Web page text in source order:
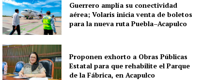
Guerrero amplía su conectividad
aérea; Volaris inicia venta de boletos
para la nueva ruta Puebla–Acapulco
Proponen exhorto a Obras Públicas
Estatal para que rehabilite el Parque
de la Fábrica, en Acapulco